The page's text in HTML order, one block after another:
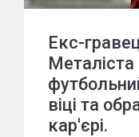
Екс-
віці та
кар'єрі.